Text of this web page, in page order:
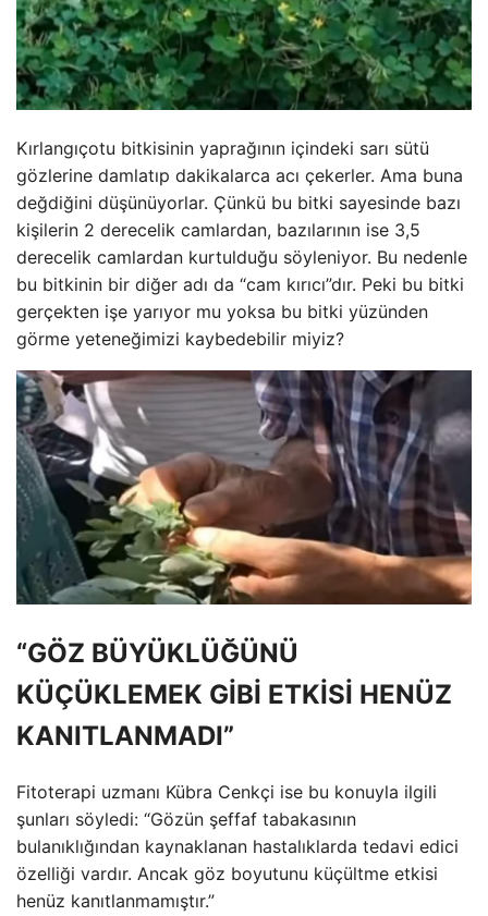
Kırlangıçotu bitkisinin yaprağının içindeki sarı sütü
gözlerine damlatıp dakikalarca acı çekerler. Ama buna
değdiğini düşünüyorlar. Çünkü bu bitki sayesinde bazı
kişilerin 2 derecelik camlardan, bazılarının ise 3,5
derecelik camlardan kurtulduğu söyleniyor. Bu nedenle
bu bitkinin bir diğer adı da “cam kırıcı”dır. Peki bu bitki
gerçekten işe yarıyor mu yoksa bu bitki yüzünden
görme yeteneğimizi kaybedebilir miyiz?
“GÖZ BÜYÜKLÜĞÜNÜ
KÜÇÜKLEMEK GİBİ ETKİSİ HENÜZ
KANITLANMADI”
Fitoterapi uzmanı Kübra Cenkçi ise bu konuyla ilgili
şunları söyledi: “Gözün şeffaf tabakasının
bulanıklığından kaynaklanan hastalıklarda tedavi edici
özelliği vardır. Ancak göz boyutunu küçültme etkisi
henüz kanıtlanmamıştır.”